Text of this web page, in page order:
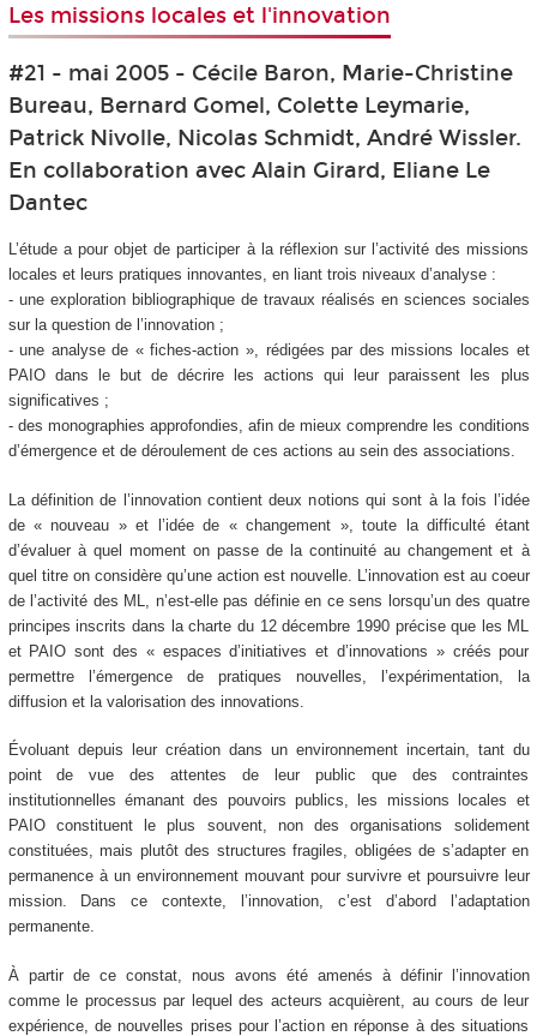
Les missions locales et l'innovation
#21 - mai 2005 - Cécile Baron, Marie-Christine
Bureau, Bernard Gomel, Colette Leymarie,
Patrick Nivolle, Nicolas Schmidt, André Wissler.
En collaboration avec Alain Girard, Eliane Le
Dantec
L’étude a pour objet de participer à la réflexion sur l’activité des missions
locales et leurs pratiques innovantes, en liant trois niveaux d’analyse :
- une exploration bibliographique de travaux réalisés en sciences sociales
sur la question de l’innovation ;
- une analyse de « fiches-action », rédigées par des missions locales et
PAIO dans le but de décrire les actions qui leur paraissent les plus
significatives ;
- des monographies approfondies, afin de mieux comprendre les conditions
d’émergence et de déroulement de ces actions au sein des associations.
La définition de l’innovation contient deux notions qui sont à la fois l’idée
de « nouveau » et l’idée de « changement », toute la difficulté étant
d’évaluer à quel moment on passe de la continuité au changement et à
quel titre on considère qu’une action est nouvelle. L’innovation est au coeur
de l’activité des ML, n’est-elle pas définie en ce sens lorsqu’un des quatre
principes inscrits dans la charte du 12 décembre 1990 précise que les ML
et PAIO sont des « espaces d’initiatives et d’innovations » créés pour
permettre l’émergence de pratiques nouvelles, l’expérimentation, la
diffusion et la valorisation des innovations.
Évoluant depuis leur création dans un environnement incertain, tant du
point de vue des attentes de leur public que des contraintes
institutionnelles émanant des pouvoirs publics, les missions locales et
PAIO constituent le plus souvent, non des organisations solidement
constituées, mais plutôt des structures fragiles, obligées de s’adapter en
permanence à un environnement mouvant pour survivre et poursuivre leur
mission. Dans ce contexte, l’innovation, c’est d’abord l’adaptation
permanente.
À partir de ce constat, nous avons été amenés à définir l’innovation
comme le processus par lequel des acteurs acquièrent, au cours de leur
expérience, de nouvelles prises pour l’action en réponse à des situations